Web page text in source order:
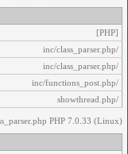
[PHP]
/inc/class_parser.php
/inc/class_parser.php
/inc/functions_post.php
/showthread.php
PHP 7.0.33 (Linux)